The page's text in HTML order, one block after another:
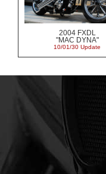
2004 FXDL
"MAC DYNA"
10/01/30 Update